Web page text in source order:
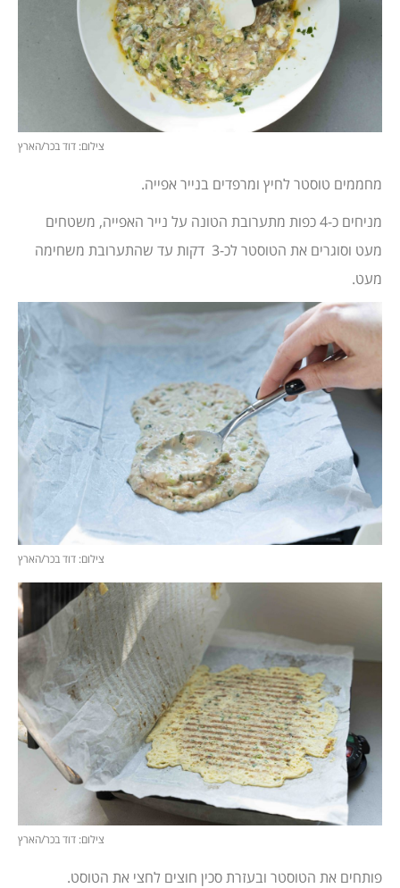
צילום: דוד בכר/הארץ
מחממים טוסטר לחיץ ומרפדים בנייר אפייה.
מניחים כ-4 כפות מתערובת הטונה על נייר האפייה, משטחים
מעט וסוגרים את הטוסטר לכ-3 דקות עד שהתערובת משחימה
מעט.
צילום: דוד בכר/הארץ
צילום: דוד בכר/הארץ
פותחים את הטוסטר ובעזרת סכין חוצים לחצי את הטוסט.